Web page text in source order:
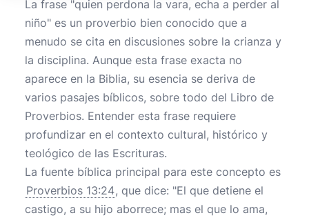
La frase "quien perdona la vara, echa a perder al
niño" es un proverbio bien conocido que a
menudo se cita en discusiones sobre la crianza y
la disciplina. Aunque esta frase exacta no
aparece en la Biblia, su esencia se deriva de
varios pasajes bíblicos, sobre todo del Libro de
Proverbios. Entender esta frase requiere
profundizar en el contexto cultural, histórico y
teológico de las Escrituras.
La fuente bíblica principal para este concepto es
Proverbios 13:24, que dice: "El que detiene el
castigo, a su hijo aborrece; mas el que lo ama,